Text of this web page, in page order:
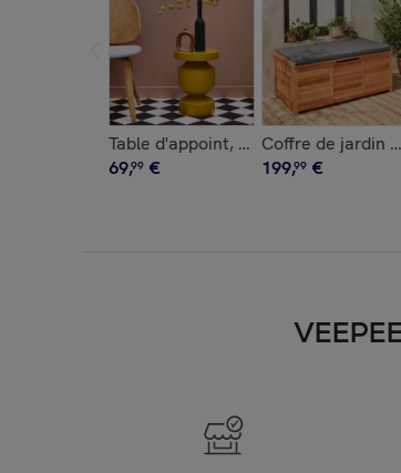
Table d'appoint, bout de canapé,
69,99 €
Coffre de jardin
199,99 €